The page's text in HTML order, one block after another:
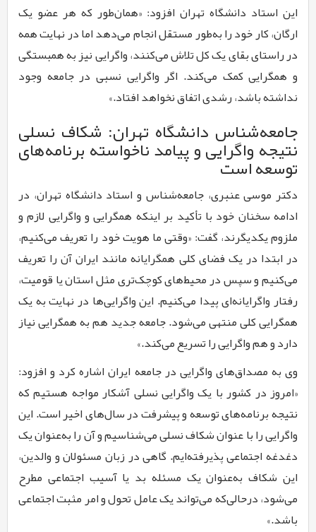
این استاد دانشگاه تهران افزود: «همان‌طور که هر عضو یک
ارگان، کار خود را به‌طور مستقل انجام می‌دهد اما در نهایت همه
در راستای بقای یک کل تلاش می‌کنند، واگرایی نیز به همبستگی
و همگرایی کمک می‌کند. اگر واگرایی نسبی در جامعه وجود
نداشته باشد، رشدی اتفاق نخواهد افتاد.»
جامعه‌شناس دانشگاه تهران: شکاف نسلی
نتیجه واگرایی و پیامد ناخواسته برنامه‌های
توسعه است
دکتر موسی عنبری، جامعه‌شناس و استاد دانشگاه تهران، در
ادامه سخنان خود با تأکید بر اینکه همگرایی و واگرایی لازم و
ملزوم یکدیگرند، گفت: «وقتی ما هویت خود را تعریف می‌کنیم،
در ابتدا در یک فضای کلی همگرایانه مانند ایران آن را تعریف
می‌کنیم و سپس در محیط‌های کوچک‌تری مثل استان یا قومیت،
رفتار واگرایانه‌ای پیدا می‌کنیم. این واگرایی‌ها در نهایت به یک
همگرایی کلی منتهی می‌شود. جامعه جدید هم به همگرایی نیاز
دارد و هم واگرایی را تسریع می‌کند.»
وی به مصداق‌های واگرایی در جامعه ایران اشاره کرد و افزود:
«امروز در کشور با یک واگرایی نسلی آشکار مواجه هستیم که
نتیجه برنامه‌های توسعه و پیشرفت در سال‌های اخیر است. این
واگرایی را با عنوان شکاف نسلی می‌شناسیم و آن را به‌عنوان یک
دغدغه اجتماعی پذیرفته‌ایم. گاهی در زبان مسئولان و والدین،
این شکاف به‌عنوان یک مسئله بد یا آسیب اجتماعی مطرح
می‌شود، درحالی‌که می‌تواند یک عامل تحول و امر مثبت اجتماعی
باشد.»